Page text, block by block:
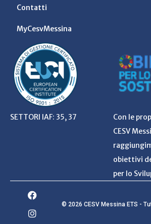
Contatti
MyCesvMessina
SETTORI IAF: 35, 37
Con le
CESV
obiettivi
per lo
© 2026 CESV Messina ETS -